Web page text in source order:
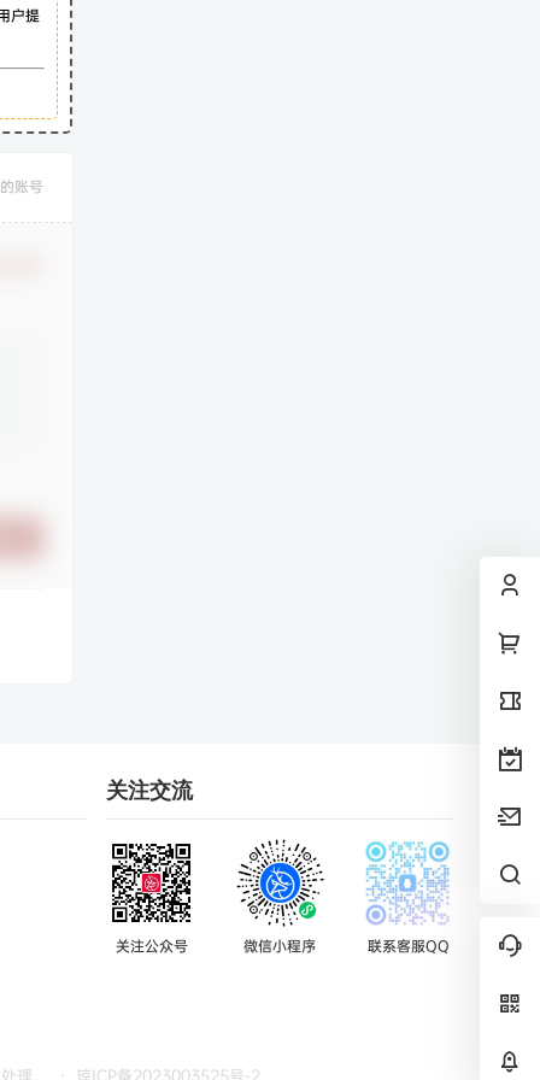
户提
账号
关注交流
关注公众号 微信小程序 联系客服QQ
理。 ・ 琼ICP备2023003525号-2